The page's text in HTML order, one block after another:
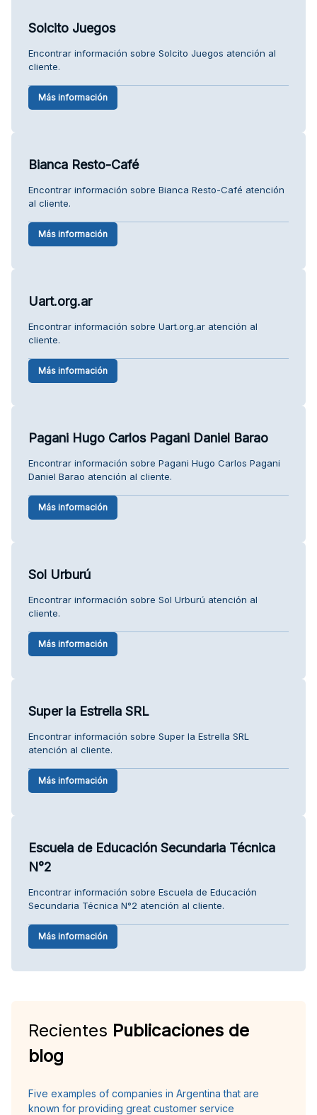
Solcito Juegos
Encontrar información sobre Solcito Juegos atención al
cliente.
Más información
Bianca Resto-Café
Encontrar información sobre Bianca Resto-Café atención
al cliente.
Más información
Uart.org.ar
Encontrar información sobre Uart.org.ar atención al
cliente.
Más información
Pagani Hugo Carlos Pagani Daniel Barao
Encontrar información sobre Pagani Hugo Carlos Pagani
Daniel Barao atención al cliente.
Más información
Sol Urburú
Encontrar información sobre Sol Urburú atención al
cliente.
Más información
Super la Estrella SRL
Encontrar información sobre Super la Estrella SRL
atención al cliente.
Más información
Escuela de Educación Secundaria Técnica
N°2
Encontrar información sobre Escuela de Educación
Secundaria Técnica N°2 atención al cliente.
Más información
Recientes Publicaciones de
blog
Five examples of companies in Argentina that are
known for providing great customer service